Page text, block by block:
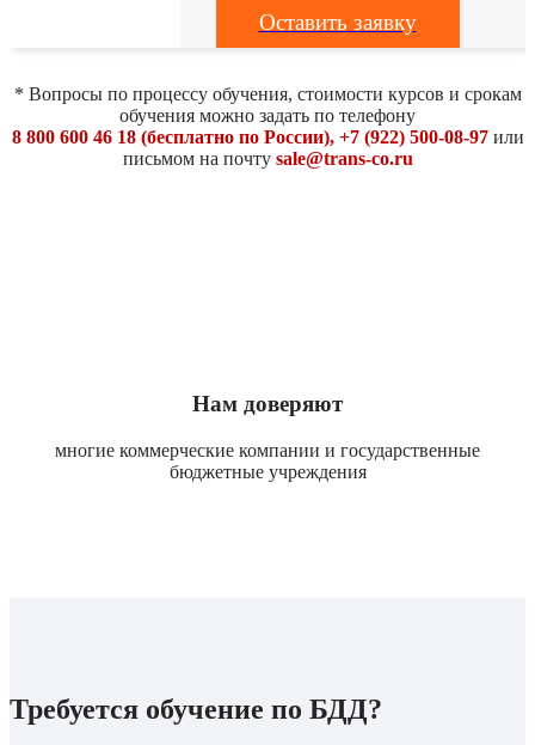
Оставить заявку
* Вопросы по процессу обучения, стоимости курсов и срокам
обучения можно задать по телефону
8 800 600 46 18 (бесплатно по России), +7 (922) 500-08-97или
письмом на почту sale@trans-co.ru
Нам доверяют
многие коммерческие компании и государственные
бюджетные учреждения
Требуется обучение по БДД?